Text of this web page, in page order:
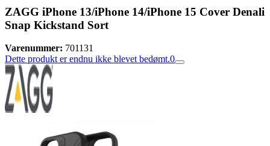
ZAGG iPhone 13/iPhone 14/iPhone 15 Cover Denali
Snap Kickstand Sort
Varenummer: 701131
Dette produkt er endnu ikke blevet bedømt.0